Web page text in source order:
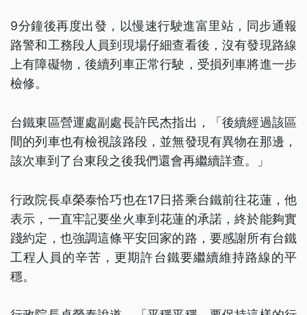
9分鐘後再度出發，以慢速行駛進富里站，同步通報
路警和工務段人員到現場仔細查看後，沒有發現路線
上有障礙物，後續列車正常行駛，受損列車將進一步
檢修。
台鐵東區營運處副處長許民杰指出，「後續經過該區
間的列車也有檢視該路段，並無發現有異物在那邊，
該次車到了台東段之後我們還會再繼續詳查。」
行政院長卓榮泰恰巧也在17日搭乘台鐵前往花蓮，他
表示，一直牢記要坐火車到花蓮的承諾，終於能夠實
踐約定，也強調這條平安回家的路，要感謝所有台鐵
工程人員的辛苦，更期許台鐵要繼續維持路線的平
穩。